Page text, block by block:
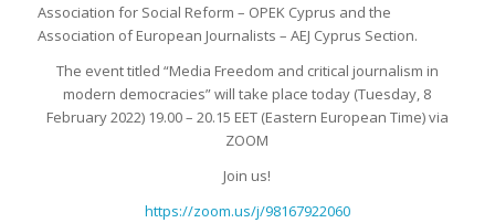
Association for Social Reform – OPEK Cyprus and the
Association of European Journalists – AEJ Cyprus Section.
The event titled “Media Freedom and critical journalism in
modern democracies” will take place today (Tuesday, 8
February 2022) 19.00 – 20.15 EET (Eastern European Time) via
ZOOM
Join us!
https://zoom.us/j/98167922060